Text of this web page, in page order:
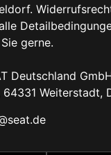
gerne.
Deutschland
Weiterstadt,